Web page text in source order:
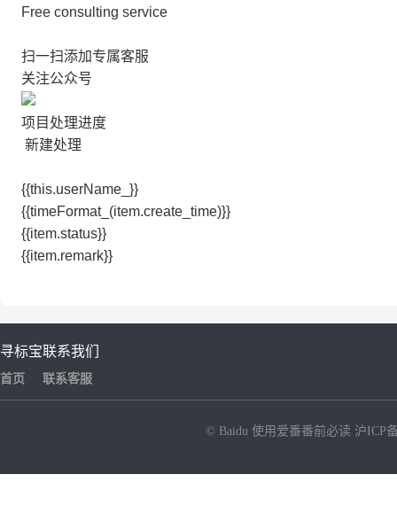
Free consulting service
扫一扫添加专属客服
关注公众号
项目处理进度
新建处理
{{this.userName_}}
{{timeFormat_(item.create_time)}}
{{item.status}}
{{item.remark}}
寻标宝
首页
联系我们
联系客服
© Baidu 使用爱番番前必读 沪ICP